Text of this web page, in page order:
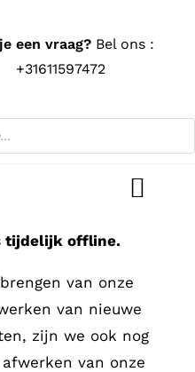
een vraag? Bel ons :
+31611597472
Blog
tijdelijk offline.
van onze
van nieuwe
zijn we ook nog
van onze